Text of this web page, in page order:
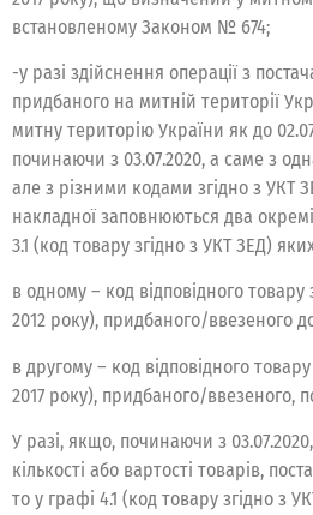
встановленому Законом № 674;
-у разі здійснення операції з
придбаного на митній території
митну територію України як до
починаючи з 03.07.2020, а саме з
але з різними кодами згідно з УКТ
накладної заповнюються два
3.1 (код товару згідно з УКТ ЗЕД)
в одному – код відповідного товару
2012 року), придбаного/ввезеного
в другому – код відповідного
2017 року), придбаного/ввезеного,
У разі, якщо, починаючи з
кількості або вартості товарів,
то у графі 4.1 (код товару згідно з